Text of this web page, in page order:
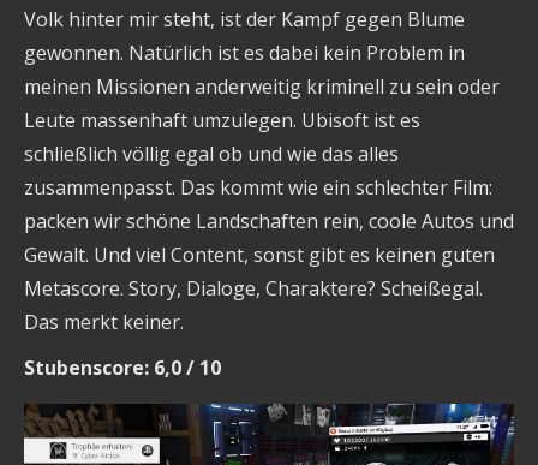
Volk hinter mir steht, ist der Kampf gegen Blume
gewonnen. Natürlich ist es dabei kein Problem in
meinen Missionen anderweitig kriminell zu sein oder
Leute massenhaft umzulegen. Ubisoft ist es
schließlich völlig egal ob und wie das alles
zusammenpasst. Das kommt wie ein schlechter Film:
packen wir schöne Landschaften rein, coole Autos und
Gewalt. Und viel Content, sonst gibt es keinen guten
Metascore. Story, Dialoge, Charaktere? Scheißegal.
Das merkt keiner.
Stubenscore: 6,0 / 10